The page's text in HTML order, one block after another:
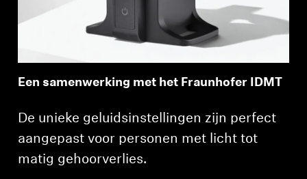
Een samenwerking met het Fraunhofer IDMT
De unieke geluidsinstellingen zijn perfect
aangepast voor personen met licht tot
matig gehoorverlies.